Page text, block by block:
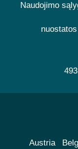
Naudojimo
nuostatos
Austria